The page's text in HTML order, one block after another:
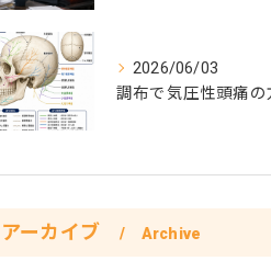
2026/06/03
アーカイブ Archive